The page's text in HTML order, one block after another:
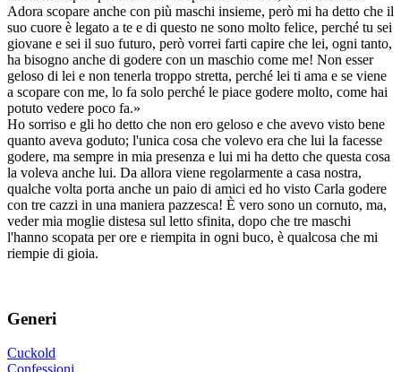
Adora scopare anche con più maschi insieme, però mi ha detto che il
suo cuore è legato a te e di questo ne sono molto felice, perché tu sei
giovane e sei il suo futuro, però vorrei farti capire che lei, ogni tanto,
ha bisogno anche di godere con un maschio come me! Non esser
geloso di lei e non tenerla troppo stretta, perché lei ti ama e se viene
a scopare con me, lo fa solo perché le piace godere molto, come hai
potuto vedere poco fa.»
Ho sorriso e gli ho detto che non ero geloso e che avevo visto bene
quanto aveva goduto; l'unica cosa che volevo era che lui la facesse
godere, ma sempre in mia presenza e lui mi ha detto che questa cosa
la voleva anche lui. Da allora viene regolarmente a casa nostra,
qualche volta porta anche un paio di amici ed ho visto Carla godere
con tre cazzi in una maniera pazzesca! È vero sono un cornuto, ma,
veder mia moglie distesa sul letto sfinita, dopo che tre maschi
l'hanno scopata per ore e riempita in ogni buco, è qualcosa che mi
riempie di gioia.
Generi
Cuckold